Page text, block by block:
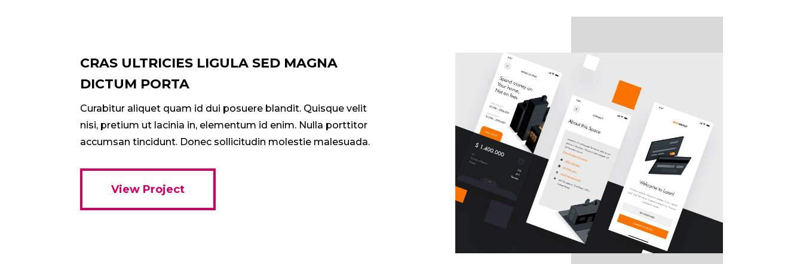
CRAS ULTRICIES LIGULA SED MAGNA
DICTUM PORTA
Curabitur aliquet quam id dui posuere blandit. Quisque velit
nisi, pretium ut lacinia in, elementum id enim. Nulla porttitor
accumsan tincidunt. Donec sollicitudin molestie malesuada.
View Project